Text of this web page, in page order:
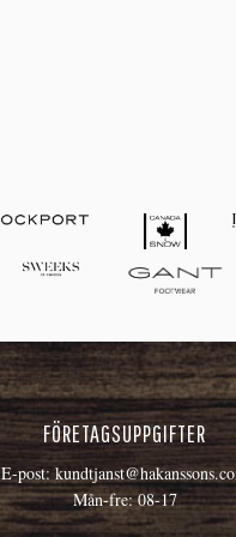
FÖRETAGSUPPGIFTER
E-post:
Mån-fre: 08-17